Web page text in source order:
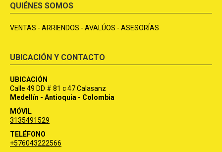
QUIÉNES SOMOS
VENTAS - ARRIENDOS - AVALÚOS - ASESORÍAS
UBICACIÓN Y CONTACTO
UBICACIÓN
Calle 49 DD # 81 c 47 Calasanz
Medellín - Antioquia - Colombia
MÓVIL
3135491529
TELÉFONO
+576043222566